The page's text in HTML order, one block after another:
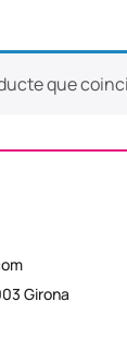
que
Girona